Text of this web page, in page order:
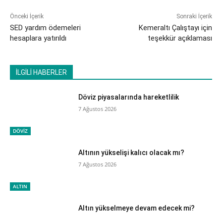
Önceki İçerik
SED yardım ödemeleri
hesaplara yatırıldı
Sonraki İçerik
Kemeraltı Çalıştayı için
teşekkür açıklaması
İLGİLİ HABERLER
DÖVİZ
Döviz piyasalarında hareketlilik
7 Ağustos 2026
ALTIN
Altının yükselişi kalıcı olacak mı?
7 Ağustos 2026
Altın yükselmeye devam edecek mi?